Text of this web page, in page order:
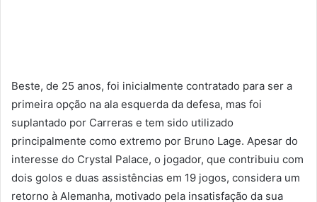
Beste, de 25 anos, foi inicialmente contratado para ser a
primeira opção na ala esquerda da defesa, mas foi
suplantado por Carreras e tem sido utilizado
principalmente como extremo por Bruno Lage. Apesar do
interesse do Crystal Palace, o jogador, que contribuiu com
dois golos e duas assistências em 19 jogos, considera um
retorno à Alemanha, motivado pela insatisfação da sua